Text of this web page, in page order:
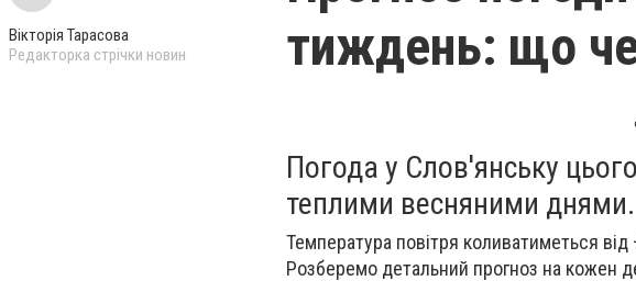
Вікторія Тарасова
Редакторка стрічки новин
тиждень: що
Погода у Слов'янську
теплими весняними днями.
Температура повітря коливатиметься
Розберемо детальний прогноз на кожен